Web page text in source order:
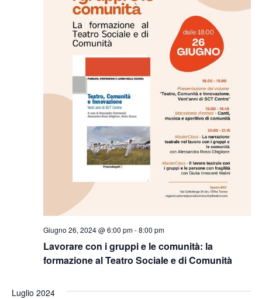
Lavorare con i gruppi e le comunità: la
formazione al Teatro Sociale e di Comunità
Giugno 26, 2024 @ 6:00 pm-8:00 pm
Luglio 2024